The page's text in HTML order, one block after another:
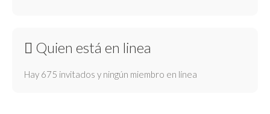
Quien está en linea
Hay 675 invitados y ningún miembro en línea